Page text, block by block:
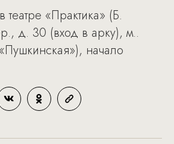
театре «Практика» (Б.
д. 30 (вход в арку), м..
начало